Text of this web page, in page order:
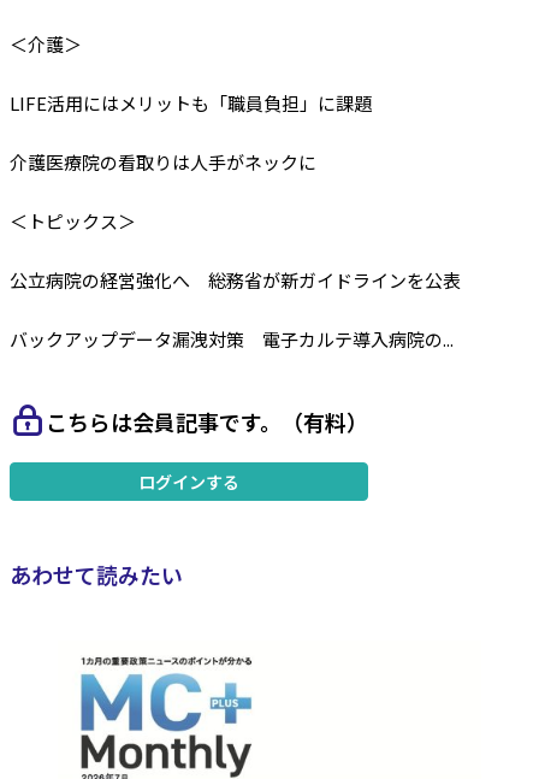
＜介護＞
LIFE活用にはメリットも「職員負担」に課題
介護医療院の看取りは人手がネックに
＜トピックス＞
公立病院の経営強化へ 総務省が新ガイドラインを公表
バックアップデータ漏洩対策 電子カルテ導入病院の...
こちらは会員記事です。（有料）
ログインする
あわせて読みたい